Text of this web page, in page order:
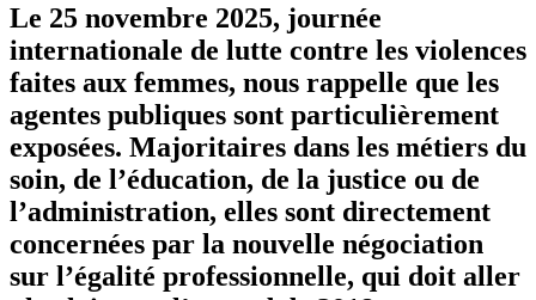
Le 25 novembre 2025, journée
internationale de lutte contre les violences
faites aux femmes, nous rappelle que les
agentes publiques sont particulièrement
exposées. Majoritaires dans les métiers du
soin, de l’éducation, de la justice ou de
l’administration, elles sont directement
concernées par la nouvelle négociation
sur l’égalité professionnelle, qui doit aller